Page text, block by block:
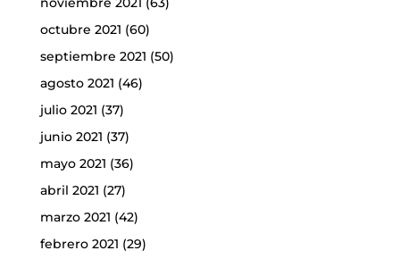
octubre 2021 (60)
septiembre 2021 (50)
agosto 2021 (46)
julio 2021 (37)
junio 2021 (37)
mayo 2021 (36)
abril 2021 (27)
marzo 2021 (42)
febrero 2021 (29)